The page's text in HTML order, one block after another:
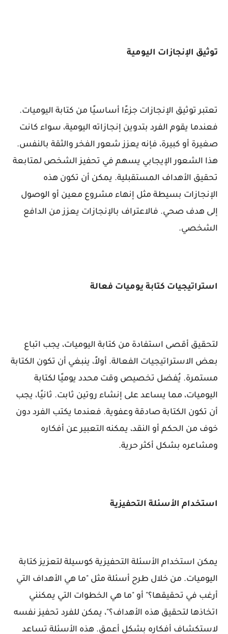
توثيق الإنجازات اليومية
تعتبر توثيق الإنجازات جزءًا أساسيًا من كتابة اليوميات.
فعندما يقوم الفرد بتدوين إنجازاته اليومية، سواء كانت
صغيرة أو كبيرة، فإنه يعزز شعور الفخر والثقة بالنفس.
هذا الشعور الإيجابي يسهم في تحفيز الشخص لمتابعة
تحقيق الأهداف المستقبلية. يمكن أن تكون هذه
الإنجازات بسيطة مثل إنهاء مشروع معين أو الوصول
إلى هدف صحي. فالاعتراف بالإنجازات يعزز من الدافع
الشخصي.
استراتيجيات كتابة يوميات فعالة
لتحقيق أقصى استفادة من كتابة اليوميات، يجب اتباع
بعض الاستراتيجيات الفعالة. أولاً، ينبغي أن تكون الكتابة
مستمرة. يُفضل تخصيص وقت محدد يوميًا لكتابة
اليوميات، مما يساعد على إنشاء روتين ثابت. ثانيًا، يجب
أن تكون الكتابة صادقة وعفوية. فعندما يكتب الفرد دون
خوف من الحكم أو النقد، يمكنه التعبير عن أفكاره
ومشاعره بشكل أكثر حرية.
استخدام الأسئلة التحفيزية
يمكن استخدام الأسئلة التحفيزية كوسيلة لتعزيز كتابة
اليوميات. من خلال طرح أسئلة مثل "ما هي الأهداف التي
أرغب في تحقيقها؟" أو "ما هي الخطوات التي يمكنني
اتخاذها لتحقيق هذه الأهداف؟"، يمكن للفرد تحفيز نفسه
لاستكشاف أفكاره بشكل أعمق. هذه الأسئلة تساعد